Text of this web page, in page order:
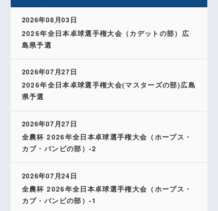
2026年08月03日
2026年全日本卓球選手権大会（カデットの部）広
島県予選
2026年07月27日
2026年全日本卓球選手権大会(マスターズの部)広島
県予選
2026年07月27日
全農杯 2026年全日本卓球選手権大会（ホープス・
カブ・バンビの部）-2
2026年07月24日
全農杯 2026年全日本卓球選手権大会（ホープス・
カブ・バンビの部）-1